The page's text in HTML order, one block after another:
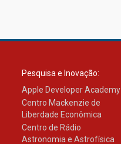
Pesquisa e Inovação:
Apple Developer Academy
Centro Mackenzie de
Liberdade Econômica
Centro de Rádio
Astronomia e Astrofísica